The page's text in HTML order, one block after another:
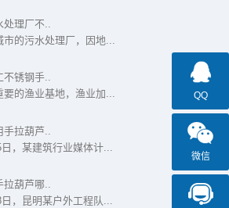
处理厂不..
市的污水处理厂，因地...
不锈钢手..
要的渔业基地，渔业加...
拉葫芦..
，某建筑行业媒体计...
葫芦哪..
，昆明某户外工程队...
QQ
微信